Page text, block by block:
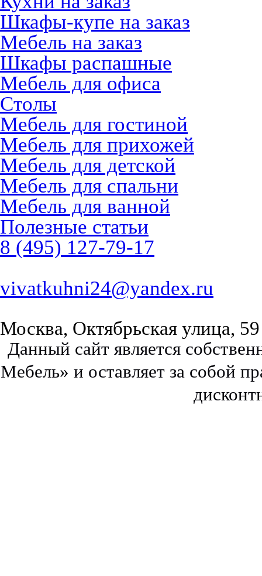
Шкафы-купе на заказ
Мебель на заказ
Шкафы распашные
Мебель для офиса
Столы
Мебель для гостиной
Мебель для прихожей
Мебель для детской
Мебель для спальни
Мебель для ванной
Полезные статьи
8 (495) 127-79-17
vivatkuhni24@yandex.ru
Москва, Октябрьская улица, 59
Данный сайт является
Мебель» и оставляет за собой